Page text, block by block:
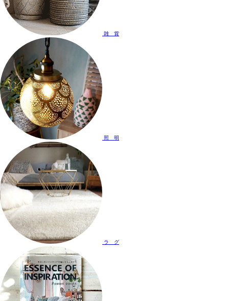
雑 貨
照 明
ラ グ